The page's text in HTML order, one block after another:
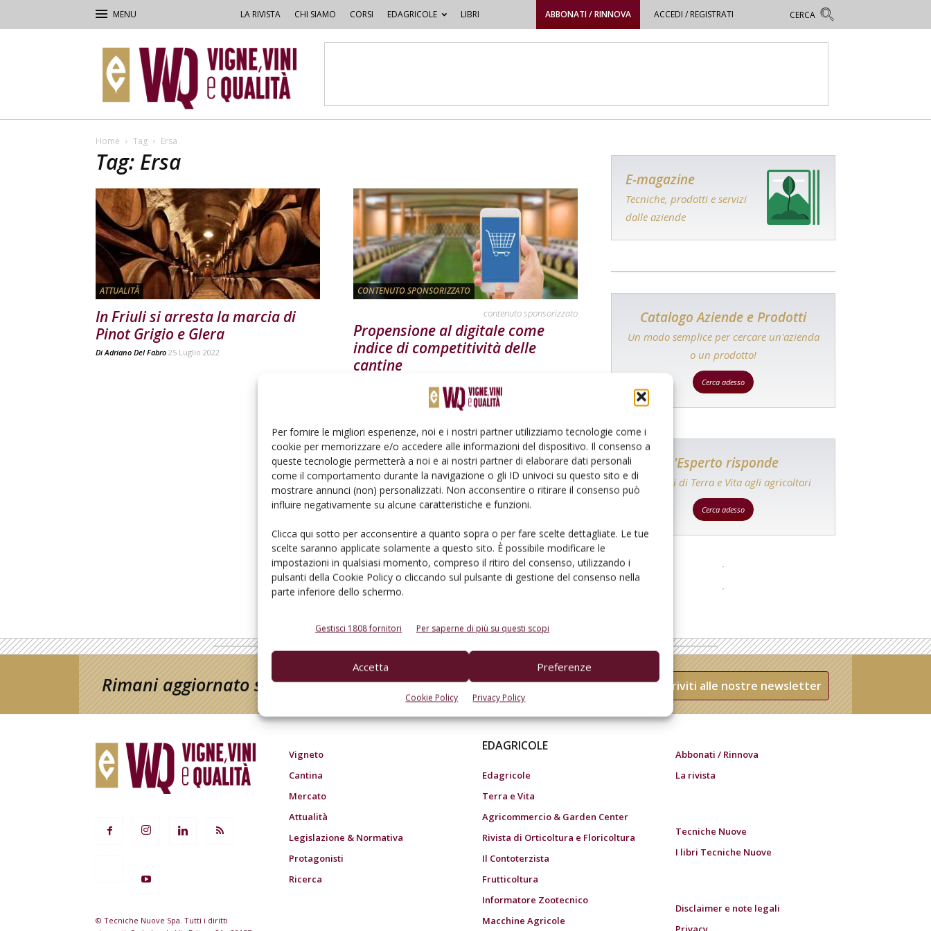
Per fornire le migliori esperienze, noi e i nostri partner utilizziamo tecnologie come i
cookie per memorizzare e/o accedere alle informazioni del dispositivo. Il consenso a
queste tecnologie permetterà a noi e ai nostri partner di elaborare dati personali
come il comportamento durante la navigazione o gli ID univoci su questo sito e di
mostrare annunci (non) personalizzati. Non acconsentire o ritirare il consenso può
influire negativamente su alcune caratteristiche e funzioni.
Clicca qui sotto per acconsentire a quanto sopra o per fare scelte dettagliate. Le tue
scelte saranno applicate solamente a questo sito. È possibile modificare le
impostazioni in qualsiasi momento, compreso il ritiro del consenso, utilizzando i
pulsanti della Cookie Policy o cliccando sul pulsante di gestione del consenso nella
parte inferiore dello schermo.
Gestisci 1808 fornitori Per saperne di più su questi scopi
Accetta Preferenze
Cookie Policy Privacy Policy
LA RIVISTA CHI SIAMO CORSI EDAGRICOLE LIBRI ABBONATI / RINNOVA ACCEDI / REGISTRATI
–
Vigne,
Vini
&
Home Tag Ersa
Tag: Ersa
ATTUALITÀ
In Friuli si arresta la marcia di
Pinot Grigio e Glera
DiAdriano Del Fabro 25 Luglio 2022
CONTENUTO SPONSORIZZATO
contenuto sponsorizzato
Propensione al digitale come
indice di competitività delle
cantine
E-magazine
Tecniche, prodotti e servizi
dalle aziende
Catalogo Aziende e Prodotti
Un modo semplice per cercare un'azienda
o un prodotto!
Cerca adesso
L'Esperto risponde
I consigli di Terra e Vita agli agricoltori
Cerca adesso
Rimani aggiornato sul mondo dell’agricoltura Iscriviti alle nostre newsletter
© Tecniche Nuove Spa. Tutti i diritti
Vigneto
Cantina
Mercato
Attualità
Legislazione & Normativa
Protagonisti
Ricerca
EDAGRICOLE
Edagricole
Terra e Vita
Agricommercio & Garden Center
Rivista di Orticoltura e Floricoltura
Il Contoterzista
Frutticoltura
Informatore Zootecnico
Macchine Agricole
Abbonati / Rinnova
La rivista
Tecniche Nuove
I libri Tecniche Nuove
Disclaimer e note legali